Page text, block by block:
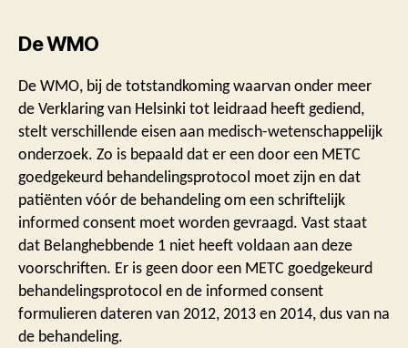
De WMO
De WMO, bij de totstandkoming waarvan onder meer
de Verklaring van Helsinki tot leidraad heeft gediend,
stelt verschillende eisen aan medisch-wetenschappelijk
onderzoek. Zo is bepaald dat er een door een METC
goedgekeurd behandelingsprotocol moet zijn en dat
patiënten vóór de behandeling om een schriftelijk
informed consent moet worden gevraagd. Vast staat
dat Belanghebbende 1 niet heeft voldaan aan deze
voorschriften. Er is geen door een METC goedgekeurd
behandelingsprotocol en de informed consent
formulieren dateren van 2012, 2013 en 2014, dus van na
de behandeling.